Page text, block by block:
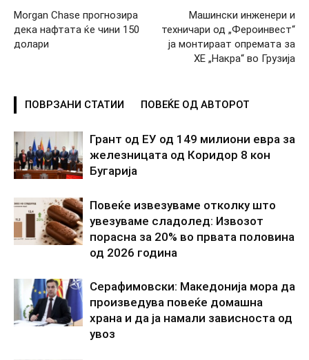
Morgan Chase прогнозира
дека нафтата ќе чини 150
долари
Машински инженери и
техничари од „Фероинвест“
ја монтираат опремата за
ХЕ „Накра“ во Грузија
ПОВРЗАНИ СТАТИИ ПОВЕЌЕ ОД АВТОРОТ
Грант од ЕУ од 149 милиони евра за
железницата од Коридор 8 кон
Бугарија
Повеќе извезуваме отколку што
увезуваме сладолед: Извозот
порасна за 20% во првата половина
од 2026 година
Серафимовски: Македонија мора да
произведува повеќе домашна
храна и да ја намали зависноста од
увоз